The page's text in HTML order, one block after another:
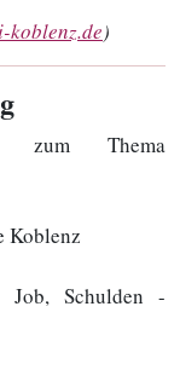
koblenz.de)
zum Thema
Koblenz
Job, Schulden -